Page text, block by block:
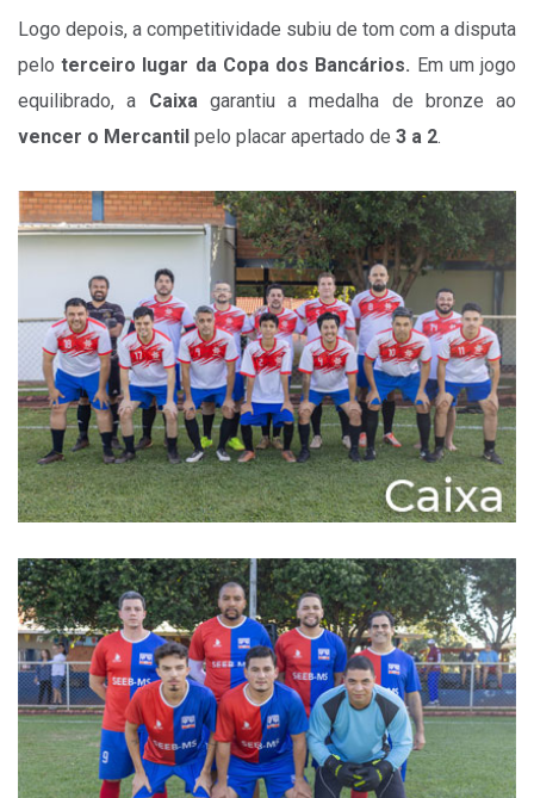
Logo depois, a competitividade subiu de tom com a disputa
peloterceiro lugar da Copa dos Bancários. Em um jogo
equilibrado, a Caixagarantiu a medalha de bronze ao
vencer o Mercantil pelo placar apertado de 3 a 2.